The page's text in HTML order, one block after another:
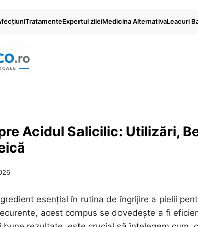
TratamenteExpertul zileiMedicina AlternativaLeacuri
Acidul Salicilic: Utilizări,
esențial în rutina de îngrijire a pielii
acest compus se dovedește a fi